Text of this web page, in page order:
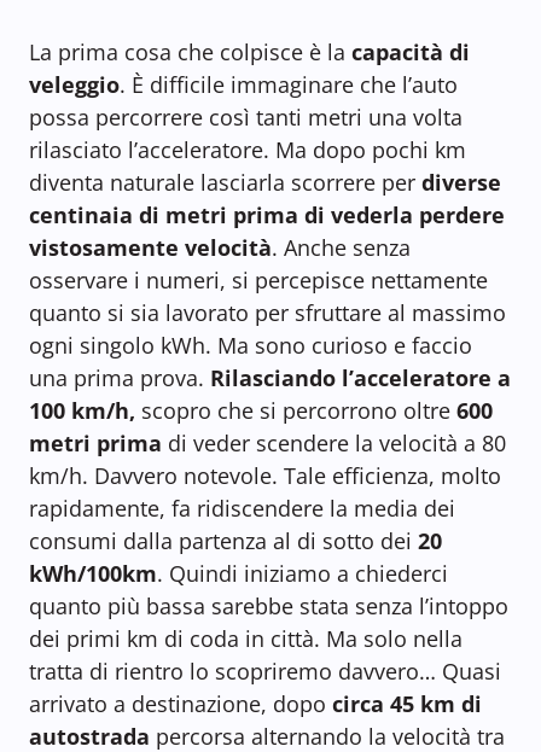
La prima cosa che colpisce è la capacità di
veleggio. È difficile immaginare che l’auto
possa percorrere così tanti metri una volta
rilasciato l’acceleratore. Ma dopo pochi km
diventa naturale lasciarla scorrere per diverse
centinaia di metri prima di vederla perdere
vistosamente velocità. Anche senza
osservare i numeri, si percepisce nettamente
quanto si sia lavorato per sfruttare al massimo
ogni singolo kWh. Ma sono curioso e faccio
una prima prova. Rilasciando l’acceleratore a
100 km/h, scopro che si percorrono oltre 600
metri prima di veder scendere la velocità a 80
km/h. Davvero notevole. Tale efficienza, molto
rapidamente, fa ridiscendere la media dei
consumi dalla partenza al di sotto dei 20
kWh/100km. Quindi iniziamo a chiederci
quanto più bassa sarebbe stata senza l’intoppo
dei primi km di coda in città. Ma solo nella
tratta di rientro lo scopriremo davvero… Quasi
arrivato a destinazione, dopo circa 45 km di
autostrada percorsa alternando la velocità tra